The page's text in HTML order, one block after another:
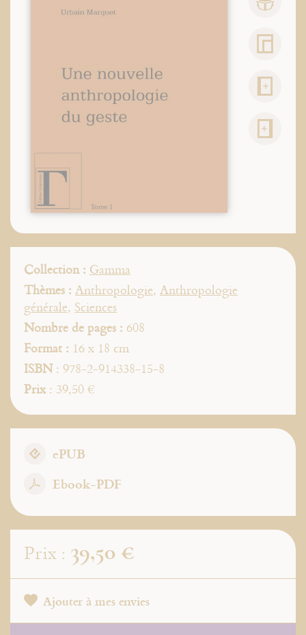
Collection : Gamma
Thèmes : Anthropologie, Anthropologie
générale, Sciences
Nombre de pages : 608
Format : 16 x 18 cm
ISBN: 978-2-914338-15-8
Prix: 39,50 €
ePUB
Ebook-PDF
Prix : 39,50 €
Ajouter à mes envies